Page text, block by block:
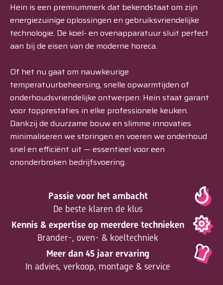
Hein is een premiummerk dat bekendstaat om zijn
energiezuinige oplossingen en gebruiksvriendelijke
technologie. De koel- en ovenapparatuur sluit perfect
aan bij de eisen van de moderne horeca.
Of het nu gaat om nauwkeurige
temperatuurbeheersing, snelle opwarmtijden of
onderhoudsvriendelijke ontwerpen: Hein staat garant
voor topprestaties in elke professionele keuken.
Dankzij de duurzame bouw en slimme innovaties
minimaliseren we storingen en voeren we onderhoud
snel en efficiënt uit — essentieel voor een
ononderbroken bedrijfsvoering.
Passie voor het ambacht
De beste klaren de klus
Kennis & expertise op meerdere technieken
Brander-, oven- & koeltechniek
Meer dan 45 jaar ervaring
In advies, verkoop, montage & service